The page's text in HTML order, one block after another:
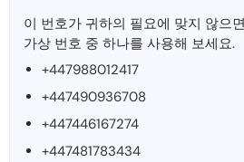
이 번호가 귀하의 필요에 맞지 않으
가상 번호 중 하나를 사용해 보세요.
+447988012417
+447490936708
+447446167274
+447481783434